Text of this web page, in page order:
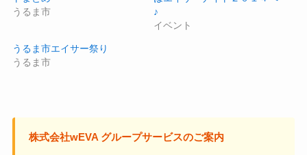
うるま市
♪
イベント
うるま市エイサー祭り
うるま市
株式会社wEVA グループサービスのご案内